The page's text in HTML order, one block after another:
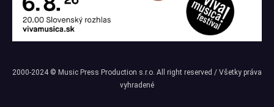
2000-2024 © Music Press Production s.r.o. All right reserved / Všetky práva
vyhradené